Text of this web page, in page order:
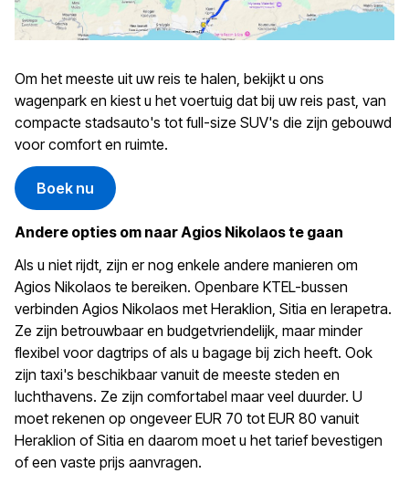
Om het meeste uit uw reis te halen, bekijkt u ons
wagenpark en kiest u het voertuig dat bij uw reis past, van
compacte stadsauto's tot full-size SUV's die zijn gebouwd
voor comfort en ruimte.
Boek nu
Andere opties om naar Agios Nikolaos te gaan
Als u niet rijdt, zijn er nog enkele andere manieren om
Agios Nikolaos te bereiken. Openbare KTEL-bussen
verbinden Agios Nikolaos met Heraklion, Sitia en Ierapetra.
Ze zijn betrouwbaar en budgetvriendelijk, maar minder
flexibel voor dagtrips of als u bagage bij zich heeft. Ook
zijn taxi's beschikbaar vanuit de meeste steden en
luchthavens. Ze zijn comfortabel maar veel duurder. U
moet rekenen op ongeveer EUR 70 tot EUR 80 vanuit
Heraklion of Sitia en daarom moet u het tarief bevestigen
of een vaste prijs aanvragen.